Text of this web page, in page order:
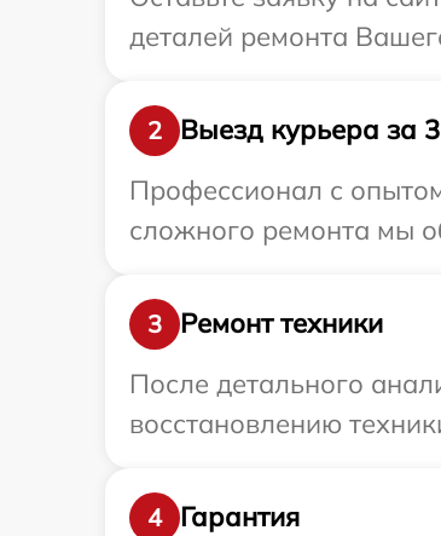
деталей ремонта
2
Выезд курьера за
Профессионал с
сложного ремонта мы
3
Ремонт техники
После детального
восстановлению
4
Гарантия